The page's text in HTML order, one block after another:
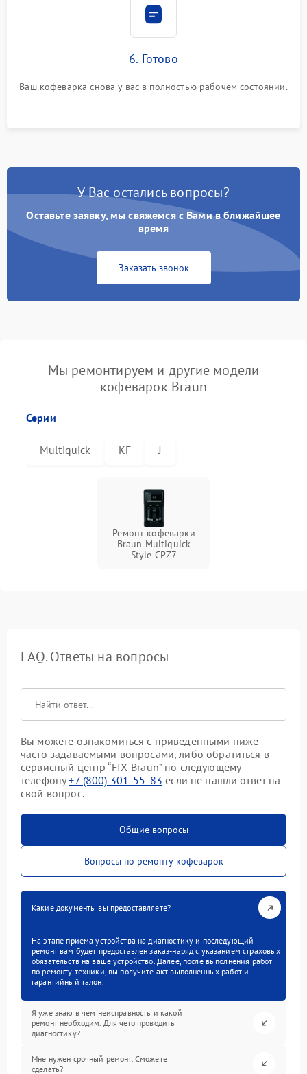
6. Готово
Ваш кофеварка снова у вас в полностью рабочем состоянии.
У Вас остались вопросы?
Оставьте заявку, мы свяжемся с Вами в ближайшее
время
Заказать звонок
Мы ремонтируем и другие модели
кофеварок Braun
Серии
Multiquick KF J
Ремонт кофеварки
Braun Multiquick
Style CPZ7
FAQ. Ответы на вопросы
Вы можете ознакомиться с приведенными ниже
часто задаваемыми вопросами, либо обратиться в
сервисный центр “FIX-Braun” по следующему
телефону+7 (800) 301-55-83 если не нашли ответ на
свой вопрос.
Общие вопросы
Вопросы по ремонту кофеварок
Какие документы вы предоставляете?
На этапе приема устройства на диагностику и последующий
ремонт вам будет предоставлен заказ-наряд с указанием страховых
обязательств на ваше устройство. Далее, после выполнения работ
по ремонту техники, вы получите акт выполненных работ и
гарантийный талон.
Я уже знаю в чем неисправность и какой
ремонт необходим. Для чего проводить
диагностику?
Мне нужен срочный ремонт. Сможете
сделать?